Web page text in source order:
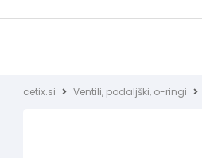
cetix.si Ventili, podaljški, o-ringi